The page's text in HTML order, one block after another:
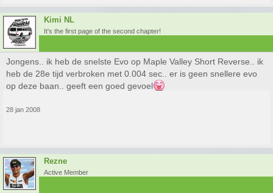
Kimi NL
It's the first page of the second chapter!
Jongens.. ik heb de snelste Evo op Maple Valley Short Reverse.. ik
heb de 28e tijd verbroken met 0.004 sec.. er is geen snellere evo
op deze baan.. geeft een goed gevoel
28 jan 2008
Rezne
Active Member